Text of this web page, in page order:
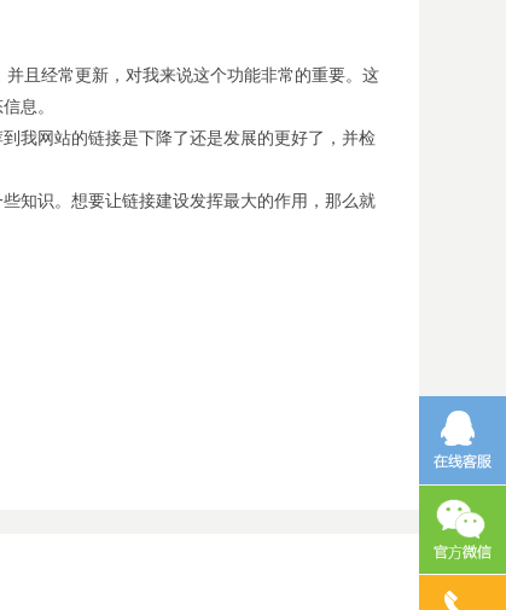
并且经常更新，对我来说这个功能非常的重要。这
息。
我网站的链接是下降了还是发展的更好了，并检
知识。想要让链接建设发挥最大的作用，那么就